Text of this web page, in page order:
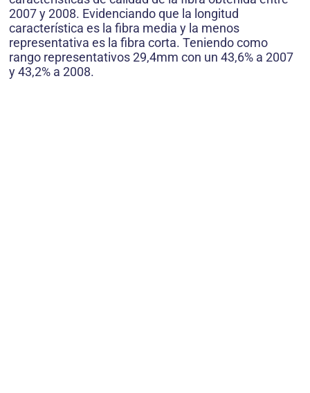
2007 y 2008. Evidenciando que la longitud
característica es la fibra media y la menos
representativa es la fibra corta. Teniendo como
rango representativos 29,4mm con un 43,6% a 2007
y 43,2% a 2008.